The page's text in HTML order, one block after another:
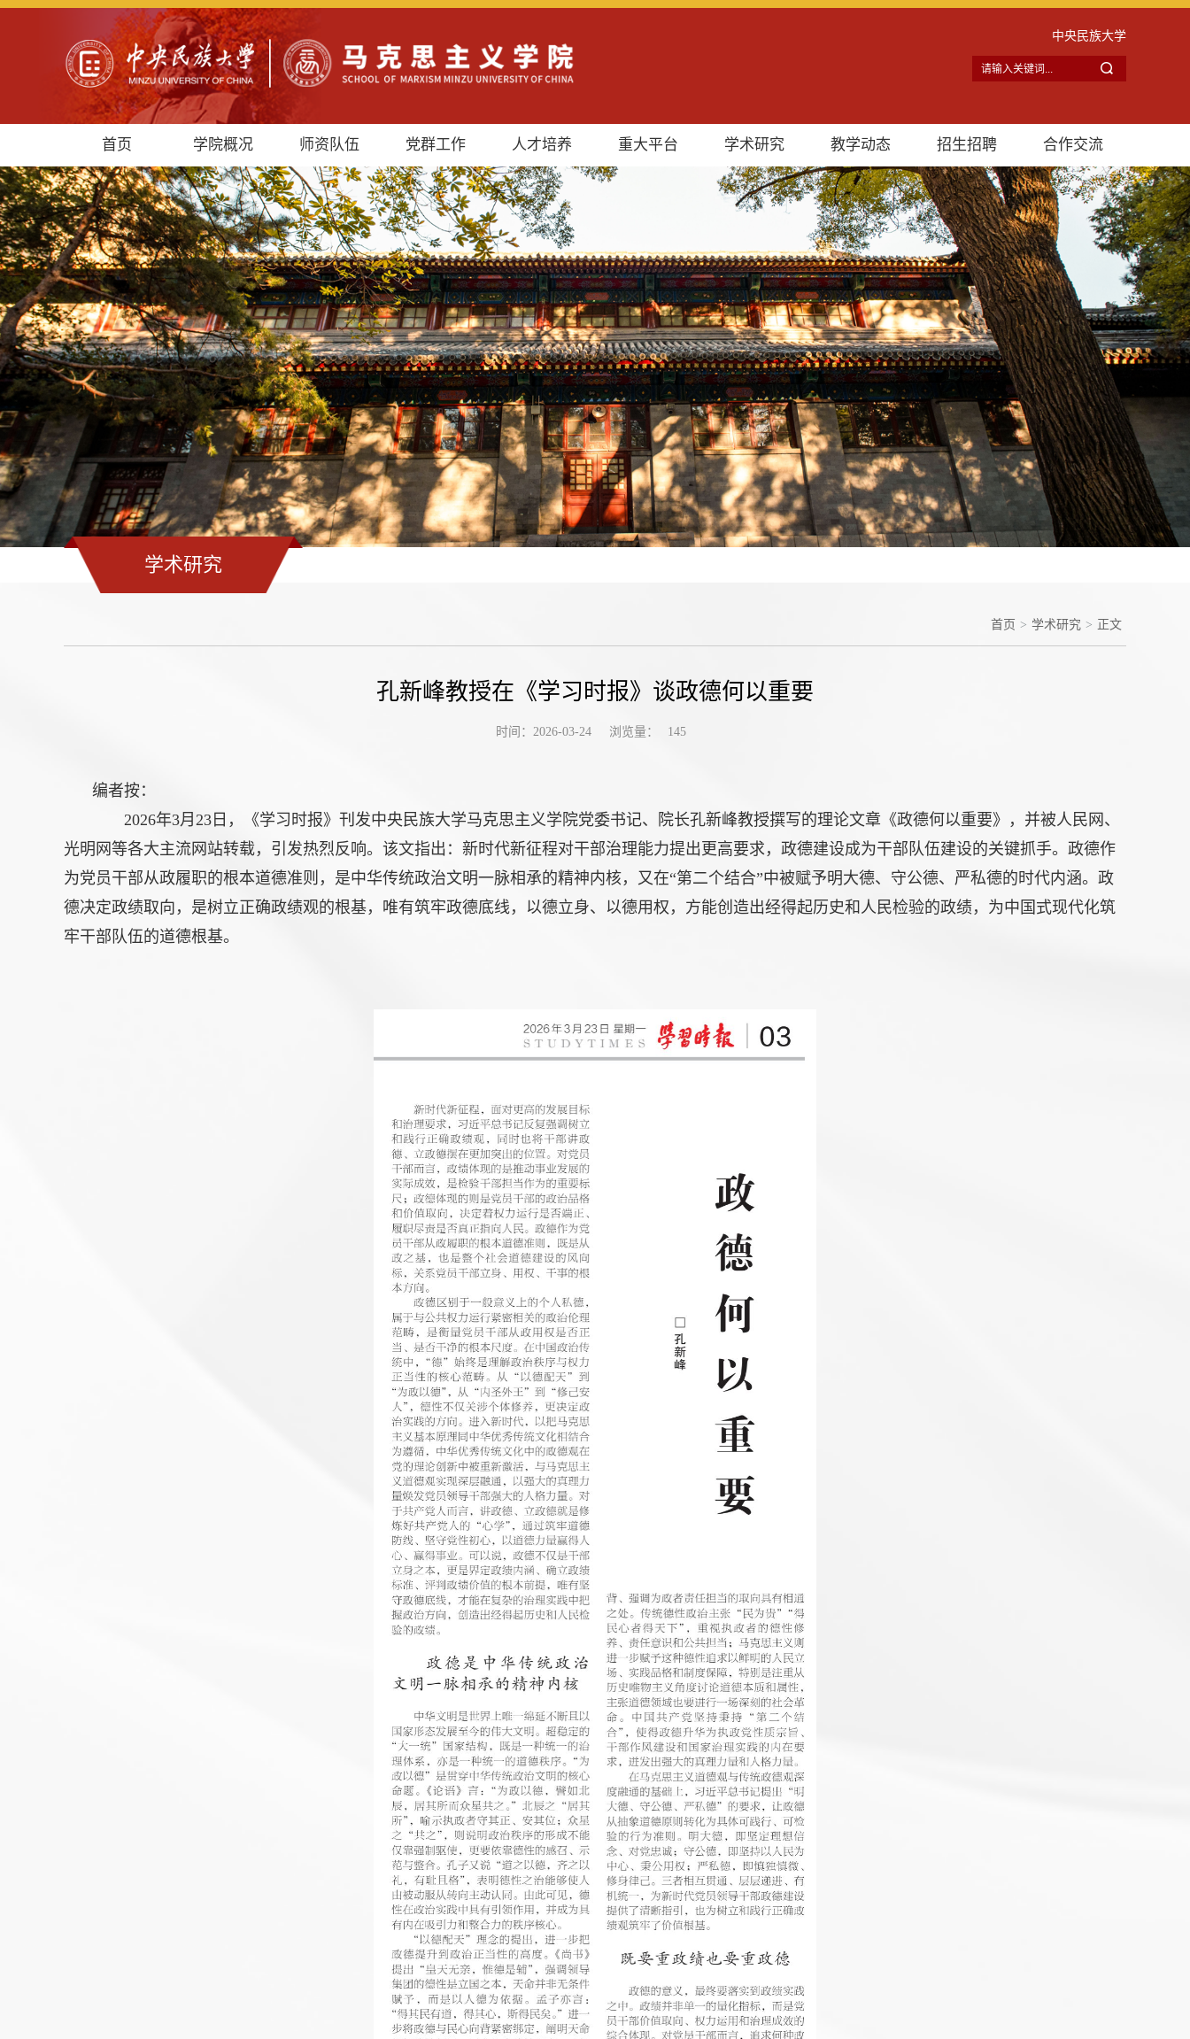
中央民族大学
首页 学院概况 师资队伍 党群工作 人才培养 重大平台 学术研究 教学动态 招生招聘 合作交流
学术研究
首页 > 学术研究 > 正文
孔新峰教授在《学习时报》谈政德何以重要
时间：2026-03-24 浏览量： 145
编者按：
2026年3月23日，《学习时报》刊发中央民族大学马克思主义学院党委书记、院长孔新峰教授撰写的理论文章《政德何以重要》，并被人民网、
光明网等各大主流网站转载，引发热烈反响。该文指出：新时代新征程对干部治理能力提出更高要求，政德建设成为干部队伍建设的关键抓手。政德作
为党员干部从政履职的根本道德准则，是中华传统政治文明一脉相承的精神内核，又在“第二个结合”中被赋予明大德、守公德、严私德的时代内涵。政
德决定政绩取向，是树立正确政绩观的根基，唯有筑牢政德底线，以德立身、以德用权，方能创造出经得起历史和人民检验的政绩，为中国式现代化筑
牢干部队伍的道德根基。